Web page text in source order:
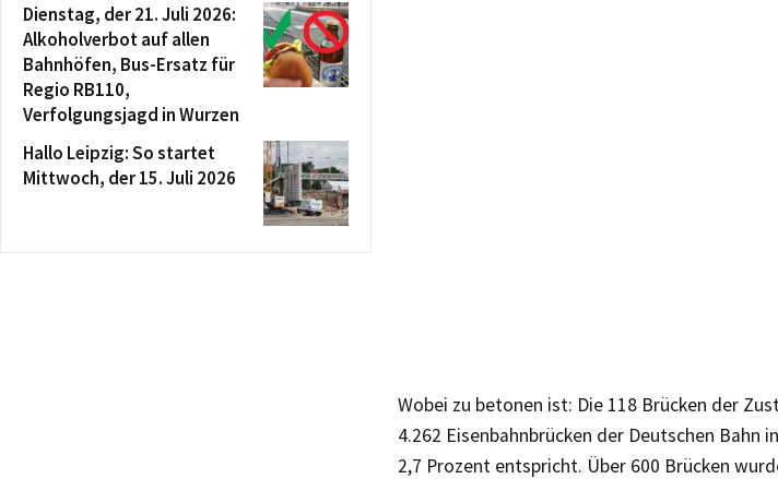
Wobei zu betonen ist: Die 118 Brücken der
4.262 Eisenbahnbrücken der Deutschen Bahn
2,7 Prozent entspricht. Über 600 Brücken
Dienstag, der 21. Juli 2026:
Alkoholverbot auf allen
Bahnhöfen, Bus-Ersatz für
Regio RB110,
Verfolgungsjagd in Wurzen
Hallo Leipzig: So startet
Mittwoch, der 15. Juli 2026